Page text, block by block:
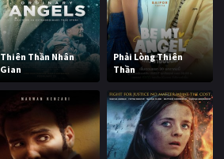
Thiên Thần Nhân
Gian
Phải Lòng Thiên
Thần